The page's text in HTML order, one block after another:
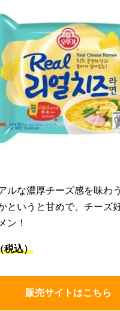
ルな濃厚チーズ感を味わ
というと甘めで、チーズ
ン！
税込）
販売サイトはこちら